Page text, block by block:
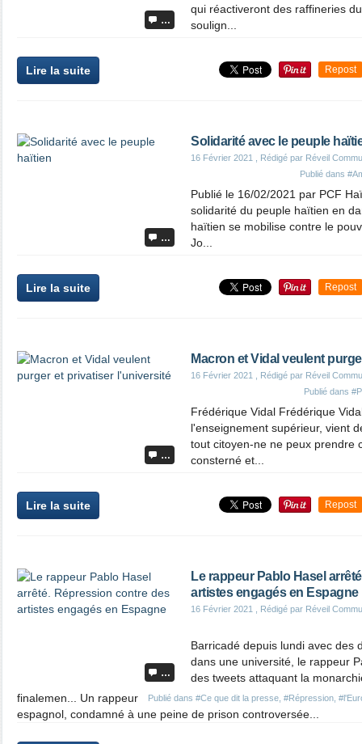
…
qui réactiveront des raffineries
soulign...
Lire la suite Repost
…
Solidarité avec le peuple
16 Février 2021
, Rédigé par Réveil
Publié dans
Publié le 16/02/2021 par PCF
solidarité du peuple haïtien en
haïtien se mobilise contre le
Jo...
Lire la suite Repost
…
Macron et Vidal veulent
16 Février 2021
, Rédigé par Réveil
Publié dans
Frédérique Vidal Frédérique
l'enseignement supérieur, vient
tout citoyen-ne ne peux prendre
consterné et...
Lire la suite Repost
…
Le rappeur Pablo Hasel
artistes engagés en Espagne
16 Février 2021 , Rédigé par Réveil
Publié dans #Ce que dit la presse #Répression
Barricadé depuis lundi avec des
dans une université, le rappeur
des tweets attaquant la
finalemen... Un rappeur
espagnol, condamné à une peine de prison controversée...